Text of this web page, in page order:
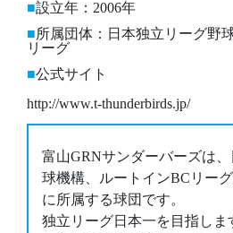
設立年：2006年
所属団体：日本独立リーグ
リーグ
公式サイト
http://www.t-thunderbirds.jp/
富山GRNサンダーバーズは
球機構、ルートインBCリー
に所属する球団です。
独立リーグ日本一を目指しま